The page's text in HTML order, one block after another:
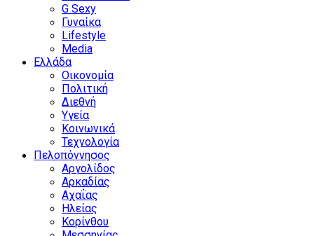
G Sexy
Γυναίκα
Lifestyle
Media
Ελλάδα
Οικονομία
Πολιτική
Διεθνή
Υγεία
Κοινωνικά
Τεχνολογία
Πελοπόννησος
Αργολίδος
Αρκαδίας
Αχαΐας
Ηλείας
Κορίνθου